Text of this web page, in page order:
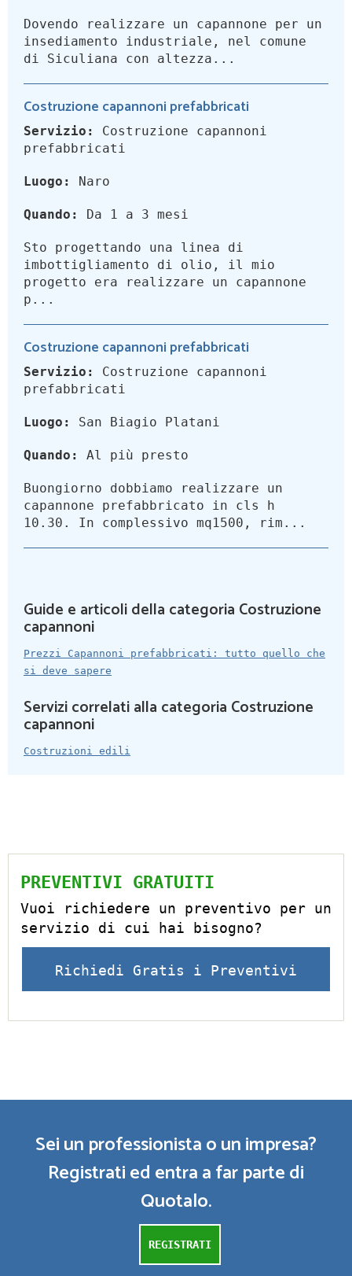
Dovendo realizzare un capannone per un
insediamento industriale, nel comune
di Siculiana con altezza...
Costruzione capannoni prefabbricati
Servizio:
Costruzione capannoni
prefabbricati
Luogo: Naro
Quando: Da 1 a 3 mesi
Sto progettando una linea di
imbottigliamento di olio, il mio
progetto era realizzare un capannone
p...
Costruzione capannoni prefabbricati
Servizio:
Costruzione capannoni
prefabbricati
Luogo: San Biagio Platani
Quando: Al più presto
Buongiorno dobbiamo realizzare un
capannone prefabbricato in cls h
10.30. In complessivo mq1500, rim...
Guide e articoli della categoria Costruzione
capannoni
Prezzi Capannoni prefabbricati: tutto quello che
si deve sapere
Servizi correlati alla categoria Costruzione
capannoni
Costruzioni edili
PREVENTIVI GRATUITI
Vuoi richiedere un preventivo per un
servizio di cui hai bisogno?
Richiedi Gratis i Preventivi
Sei un professionista o un impresa?
Registrati ed entra a far parte di
Quotalo.
REGISTRATI